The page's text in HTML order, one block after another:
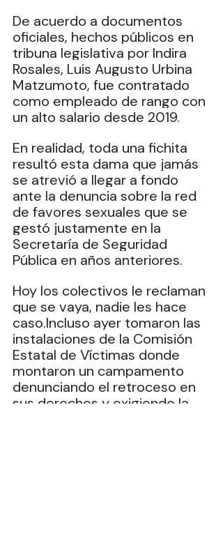
De acuerdo a documentos
oficiales, hechos públicos en
tribuna legislativa por Indira
Rosales, Luis Augusto Urbina
Matzumoto, fue contratado
como empleado de rango con
un alto salario desde 2019.
En realidad, toda una fichita
resultó esta dama que jamás
se atrevió a llegar a fondo
ante la denuncia sobre la red
de favores sexuales que se
gestó justamente en la
Secretaría de Seguridad
Pública en años anteriores.
Hoy los colectivos le reclaman
que se vaya, nadie les hace
caso.Incluso ayer tomaron las
instalaciones de la Comisión
Estatal de Víctimas donde
montaron un campamento
denunciando el retroceso en
sus derechos y exigiendo la